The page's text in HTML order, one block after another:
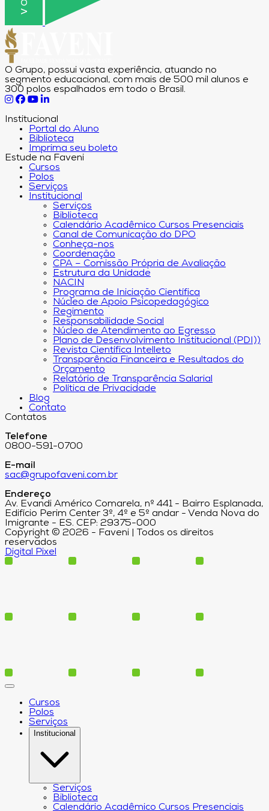
O Grupo, possui vasta experiência, atuando no
segmento educacional, com mais de 500 mil alunos e
300 polos espalhados em todo o Brasil.
Institucional
Portal do Aluno
Biblioteca
Imprima seu boleto
Estude na Faveni
Cursos
Polos
Serviços
Institucional
Serviços
Biblioteca
Calendário Acadêmico Cursos Presenciais
Canal de Comunicação do DPO
Conheça-nos
Coordenação
CPA – Comissão Própria de Avaliação
Estrutura da Unidade
NACIN
Programa de Iniciação Científica
Núcleo de Apoio Psicopedagógico
Regimento
Responsabilidade Social
Núcleo de Atendimento ao Egresso
Plano de Desenvolvimento Institucional (PDI))
Revista Científica Intelleto
Transparência Financeira e Resultados do
Orçamento
Relatório de Transparência Salarial
Política de Privacidade
Blog
Contato
Contatos
Telefone
0800-591-0700
E-mail
sac@grupofaveni.com.br
Endereço
Av. Evandi Américo Comarela, nº 441 - Bairro Esplanada,
Edifício Perim Center 3º, 4º e 5º andar - Venda Nova do
Imigrante - ES. CEP: 29375-000
Copyright © 2026 - Faveni | Todos os direitos
reservados
Digital Pixel
Cursos
Polos
Serviços
Institucional
Serviços
Biblioteca
Calendário Acadêmico Cursos Presenciais